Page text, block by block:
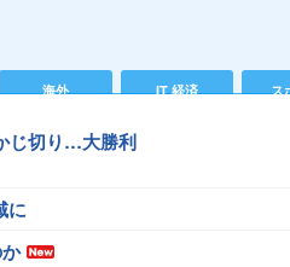
海外 IT 経済 ス
じ切り…大勝利
に